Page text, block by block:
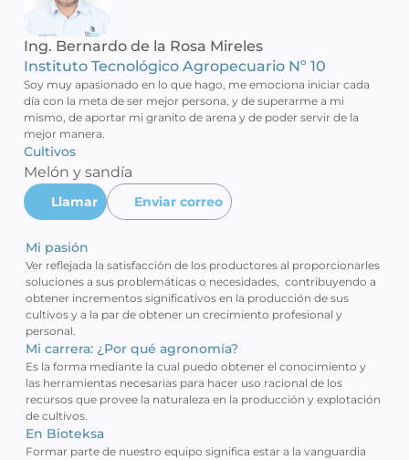
Ing. Bernardo de la Rosa Mireles
Instituto Tecnológico Agropecuario Nº 10
Soy muy apasionado en lo que hago, me emociona iniciar cada
día con la meta de ser mejor persona, y de superarme a mi
mismo, de aportar mi granito de arena y de poder servir de la
mejor manera.
Cultivos
Melón y sandía
Llamar Enviar correo
Mi pasión
Ver reflejada la satisfacción de los productores al proporcionarles
soluciones a sus problemáticas o necesidades,  contribuyendo a
obtener incrementos significativos en la producción de sus
cultivos y a la par de obtener un crecimiento profesional y
personal.
Mi carrera: ¿Por qué agronomía?
Es la forma mediante la cual puedo obtener el conocimiento y
las herramientas necesarias para hacer uso racional de los
recursos que provee la naturaleza en la producción y explotación
de cultivos.
En Bioteksa
Formar parte de nuestro equipo significa estar a la vanguardia